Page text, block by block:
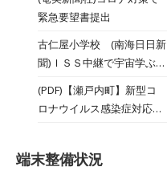
緊急要望書提出
古仁屋小学校 (南海日日新
聞)ＩＳＳ中継で宇宙学ぶ
科省・ＪＡＸＡ主催
(PDF)【瀬戸内町】新型コ
ロナウイルス感染症対応地
2.12.18現在～
端末整備状況